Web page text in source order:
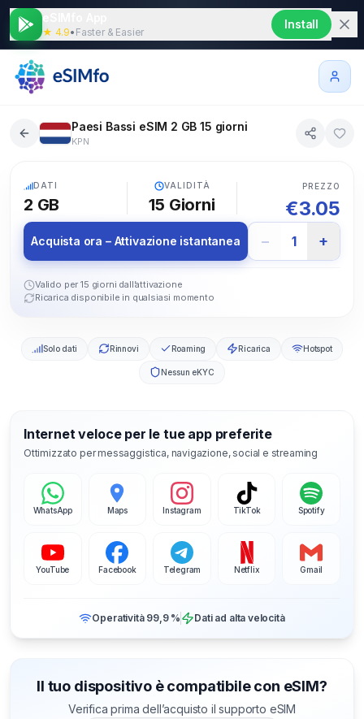
★ 4.9• Faster & Easier
Install
Paesi Bassi eSIM 2 GB 15 giorni
KPN
DATI
2 GB
VALIDITÀ
15 Giorni
PREZZO
€3.05
Acquista ora – Attivazione istantanea − 1 +
Valido per 15 giorni dall’attivazione
Ricarica disponibile in qualsiasi momento
Solo dati Rinnovi Roaming Ricarica Hotspot
Nessun eKYC
Internet veloce per le tue app preferite
Ottimizzato per messaggistica, navigazione, social e streaming
WhatsApp Maps Instagram TikTok Spotify
YouTube Facebook Telegram Netflix Gmail
Operatività 99,9 % Dati ad alta velocità
Il tuo dispositivo è compatibile con eSIM?
Verifica prima dell’acquisto il supporto eSIM